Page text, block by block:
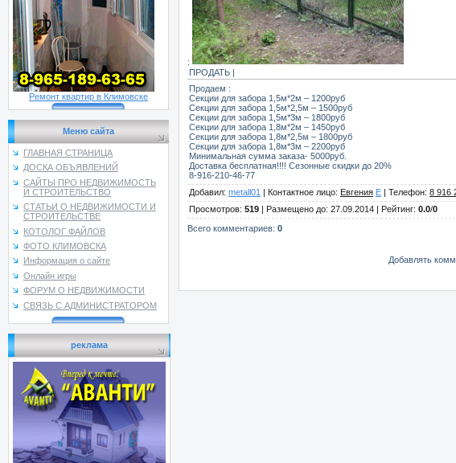
Ремонт квартир в Климовске
Меню сайта
ГЛАВНАЯ СТРАНИЦА
ДОСКА ОБЪЯВЛЕНИЙ
САЙТЫ ПРО НЕДВИЖИМОСТЬ
И СТРОИТЕЛЬСТВО
СТАТЬИ О НЕДВИЖИМОСТИ И
СТРОИТЕЛЬСТВЕ
КОТОЛОГ ФАЙЛОВ
ФОТО КЛИМОВСКА
Информация о сайте
Онлайн игры
ФОРУМ О НЕДВИЖИМОСТИ
СВЯЗЬ С АДМИНИСТРАТОРОМ
реклама
:
ПРОДАТЬ |
Продаем :
Секции для забора 1,5м*2м – 1200руб
Секции для забора 1,5м*2,5м – 1500руб
Секции для забора 1,5м*3м – 1800руб
Секции для забора 1,8м*2м – 1450руб
Секции для забора 1,8м*2,5м – 1800руб
Секции для забора 1,8м*3м – 2200руб
Минимальная сумма заказа- 5000руб.
Доставка бесплатная!!!! Сезонные скидки до 20%
8-916-210-46-77
Добавил: metall01 | Контактное лицо: Евгения E | Телефон: 8 916
Просмотров: 519 | Размещено до: 27.09.2014 | Рейтинг: 0.0/0
Всего комментариев: 0
Добавлять